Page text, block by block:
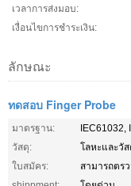
เวลาการส่งมอบ:
เงื่อนไขการชำระเงิน:
ลักษณะ
ทดสอบ Finger Probe
มาตรฐาน:
IEC61032,
วัสดุ:
โลหะและวั
ใบสมัคร:
สามารถตร